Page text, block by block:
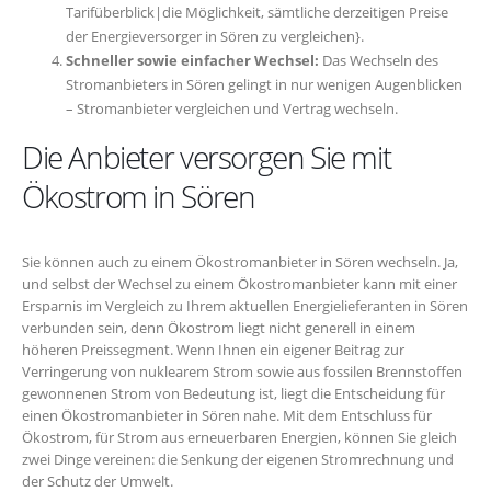
Tarifüberblick|die Möglichkeit, sämtliche derzeitigen Preise
der Energieversorger in Sören zu vergleichen}.
Schneller sowie einfacher Wechsel: Das Wechseln des
Stromanbieters in Sören gelingt in nur wenigen Augenblicken
– Stromanbieter vergleichen und Vertrag wechseln.
Die Anbieter versorgen Sie mit
Ökostrom in Sören
Sie können auch zu einem Ökostromanbieter in Sören wechseln. Ja,
und selbst der Wechsel zu einem Ökostromanbieter kann mit einer
Ersparnis im Vergleich zu Ihrem aktuellen Energielieferanten in Sören
verbunden sein, denn Ökostrom liegt nicht generell in einem
höheren Preissegment. Wenn Ihnen ein eigener Beitrag zur
Verringerung von nuklearem Strom sowie aus fossilen Brennstoffen
gewonnenen Strom von Bedeutung ist, liegt die Entscheidung für
einen Ökostromanbieter in Sören nahe. Mit dem Entschluss für
Ökostrom, für Strom aus erneuerbaren Energien, können Sie gleich
zwei Dinge vereinen: die Senkung der eigenen Stromrechnung und
der Schutz der Umwelt.